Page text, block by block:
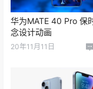
华为MATE 40 Pro 保
念设计动画
20年11月11日